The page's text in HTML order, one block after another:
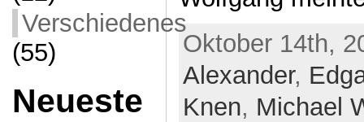
Verschiedenes
(55)
Neueste
Oktober 14th,
Alexander,
Knen, Michael